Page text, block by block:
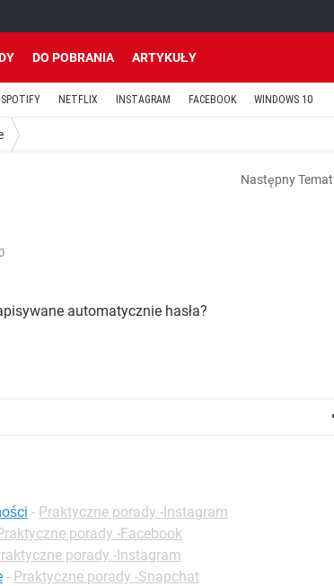
DO POBRANIA ARTYKUŁY
SPOTIFY NETFLIX INSTAGRAM FACEBOOK WINDOWS 10
Następny Temat
automatycznie hasła?
- Praktyczne porady -Instagram
porady -Facebook
porady -Instagram
- Praktyczne porady -Snapchat